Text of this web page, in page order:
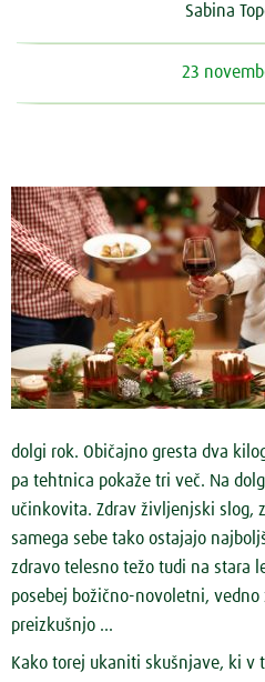
Sabina
23
dolgi rok. Običajno gresta dva
pa tehtnica pokaže tri več. Na
učinkovita. Zdrav življenjski slog,
samega sebe tako ostajajo
zdravo telesno težo tudi na stara
posebej božično-novoletni, vedno
preizkušnjo …
Kako torej ukaniti skušnjave, ki v